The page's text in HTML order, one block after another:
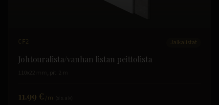
CF2 Jalkalistat
Johtouralista/vanhan listan peittolista
110x22 mm, pit. 2 m
11.99 € /m